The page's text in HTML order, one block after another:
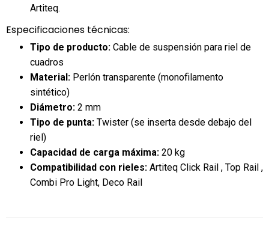
Artiteq.
Especificaciones técnicas:
Tipo de producto: Cable de suspensión para riel de
cuadros
Material: Perlón transparente (monofilamento
sintético)
Diámetro: 2 mm
Tipo de punta: Twister (se inserta desde debajo del
riel)
Capacidad de carga máxima: 20 kg
Compatibilidad con rieles: Artiteq Click Rail , Top Rail ,
Combi Pro Light, Deco Rail